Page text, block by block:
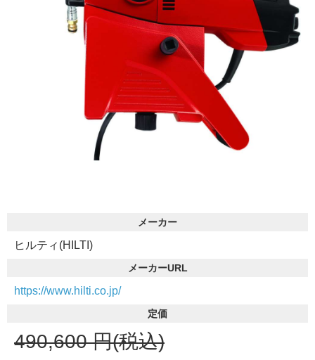
メーカー
ヒルティ(HILTI)
メーカーURL
https://www.hilti.co.jp/
定価
490,600 円(税込)